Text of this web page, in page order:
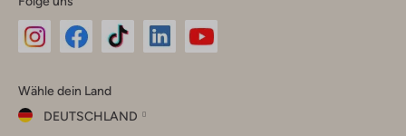
Instagram
Facebook
TikTok
Wähle dein Land
DEUTSCHLAND